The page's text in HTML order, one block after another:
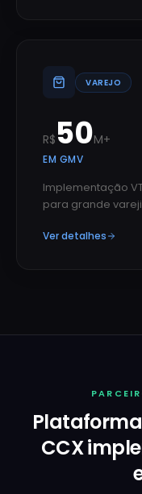
VAREJO
R$ 50M+
EM GMV
Implementação
para grande
Ver detalhes
CCX